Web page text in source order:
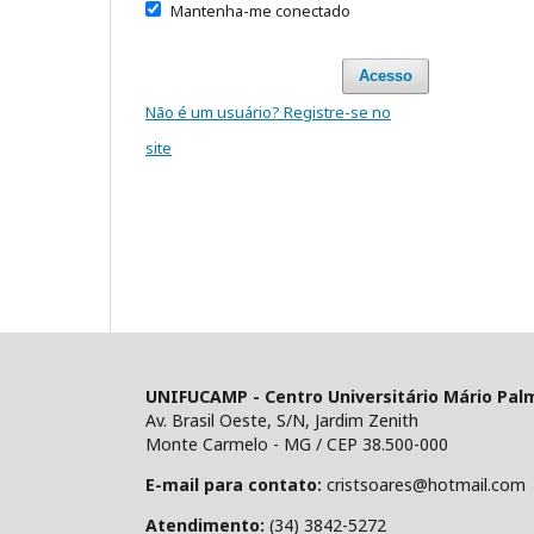
Mantenha-me conectado
Acesso
Não é um usuário? Registre-se no
site
UNIFUCAMP - Centro Universitário Mário
Av. Brasil Oeste, S/N, Jardim Zenith
Monte Carmelo - MG / CEP 38.500-000
E-mail para contato: cristsoares@hotmail.com
Atendimento: (34) 3842-5272